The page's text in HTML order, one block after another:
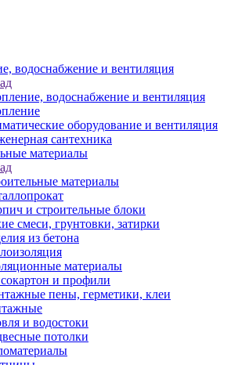
водоснабжение и вентиляция
водоснабжение и вентиляция
оборудование и вентиляция
сантехника
материалы
материалы
и строительные блоки
смеси, грунтовки, затирки
из бетона
материалы
и профили
пены, герметики, клеи
и водостоки
потолки